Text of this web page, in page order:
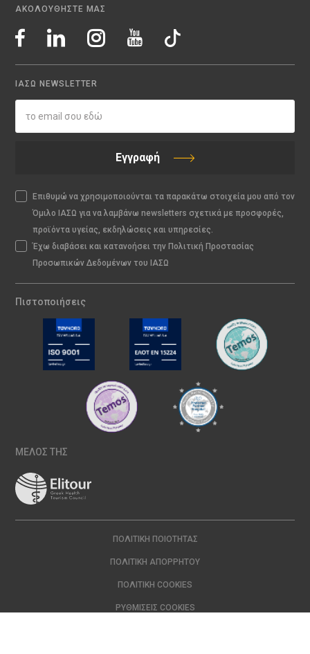
ΑΚΟΛΟΥΘΗΣΤΕ ΜΑΣ
ΙΑΣΩ NEWSLETTER
Εγγραφή
Επιθυμώ να χρησιμοποιούνται τα παρακάτω στοιχεία μου από τον
Όμιλο ΙΑΣΩ για να λαμβάνω newsletters σχετικά με προσφορές,
προϊόντα υγείας, εκδηλώσεις και υπηρεσίες.
Έχω διαβάσει και κατανοήσει την Πολιτική Προστασίας
Προσωπικών Δεδομένων του ΙΑΣΩ
Πιστοποιήσεις
ΜΕΛΟΣ ΤΗΣ
ΠΟΛΙΤΙΚΉ ΠΟΙΌΤΗΤΑΣ
ΠΟΛΙΤΙΚΉ ΑΠΟΡΡΉΤΟΥ
ΠΟΛΙΤΙΚΉ COOKIES
ΡΥΘΜΊΣΕΙΣ COOKIES